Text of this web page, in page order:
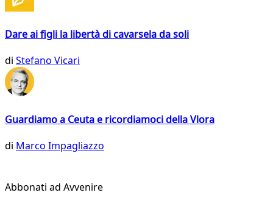
Dare ai figli la libertà di cavarsela da soli
di Stefano Vicari
Guardiamo a Ceuta e ricordiamoci della Vlora
di Marco Impagliazzo
Abbonati ad Avvenire